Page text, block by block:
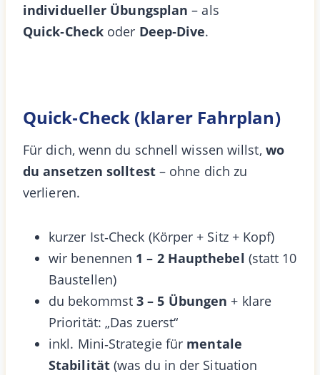
individueller Übungsplan – als
Quick‑Check oder Deep‑Dive.
Quick‑Check (klarer Fahrplan)
Für dich, wenn du schnell wissen willst, wo
du ansetzen solltest– ohne dich zu
verlieren.
kurzer Ist‑Check (Körper + Sitz + Kopf)
wir benennen 1 – 2 Haupthebel (statt 10
Baustellen)
du bekommst3 – 5 Übungen + klare
Priorität: „Das zuerst“
inkl. Mini‑Strategie für mentale
Stabilität(was du in der Situation